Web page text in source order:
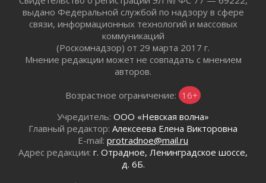
Безмолвный крик о помощи
01 августа 2026
В музей всей семьёй
01 августа 2026
Без заявлений и очередей
Не женское это дело...уверены?
01 августа 2026
Все силы в кулак
Айда на пляж!
выдано Федеральной службой по надзору в сфере
связи, информационных технологий и массовых
коммуникаций
(Роскомнадзор) от 29 марта 2017 г.
Мнение редакции может не совпадать с мнением
авторов.
Возрастное ограничение: 16+
Учредитель: ООО «Невская волна»
Главный редактор: Алексеева Елена Викторовна
E-mail: protradnoe@mail.ru
Адрес редакции: г. Отрадное, Ленинградское шоссе,
д. 6Б.